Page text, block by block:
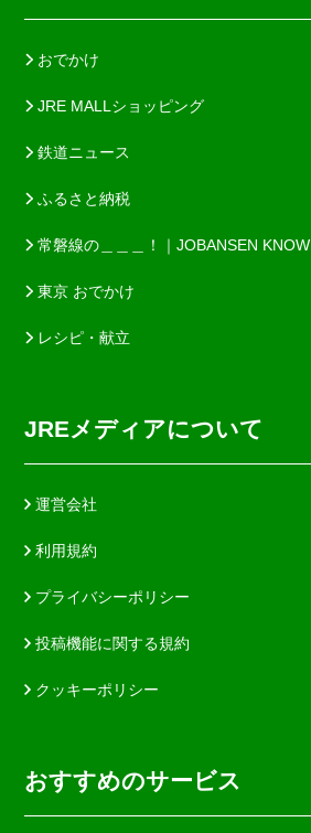
おでかけ
JRE MALLショッピング
鉄道ニュース
ふるさと納税
常磐線の＿＿＿！｜JOBANSEN KNOW
東京 おでかけ
レシピ・献立
JREメディアについて
運営会社
利用規約
プライバシーポリシー
投稿機能に関する規約
クッキーポリシー
おすすめのサービス